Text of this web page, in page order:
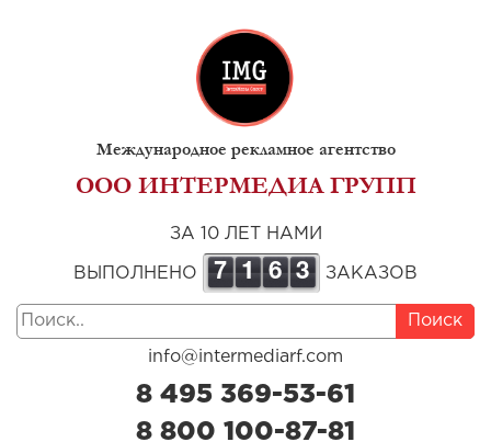
Международное рекламное агентство
ООО ИНТЕРМЕДИА ГРУПП
ЗА 10 ЛЕТ НАМИ
ВЫПОЛНЕНО 7 1 6 3 ЗАКАЗОВ
Поиск
info@intermediarf.com
8 495 369-53-61
8 800 100-87-81